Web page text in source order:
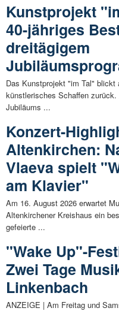
Kunstprojekt
40-jähriges
dreitägigem
Das Kunstprojekt "im Tal" blickt
künstlerisches Schaffen
Jubiläums ...
Konzert-
Altenkirchen:
Vlaeva spielt
am Klavier"
Am 16. August 2026 erwartet
Altenkirchener Kreishaus ein
gefeierte ...
"Wake Up"-
Zwei Tage
Linkenbach
ANZEIGE | Am Freitag und